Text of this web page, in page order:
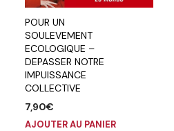
POUR UN
SOULEVEMENT
ECOLOGIQUE –
DEPASSER NOTRE
IMPUISSANCE
COLLECTIVE
7,90€
AJOUTER AU PANIER